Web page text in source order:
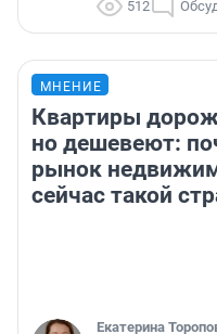
512
МНЕНИЕ
Квартиры
но дешевеют:
рынок
сейчас такой
Екатерина